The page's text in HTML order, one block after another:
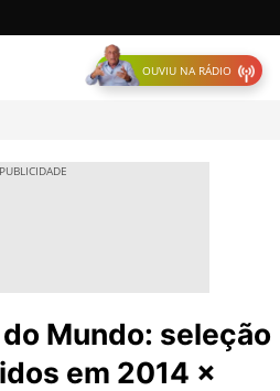
OUVIU NA RÁDIO
Mundo: seleção
em 2014 x